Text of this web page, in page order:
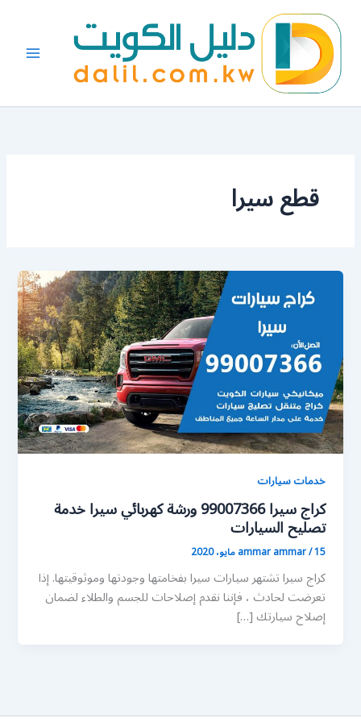
المحتوى
قطع سيرا
خدمات سيارات
كراج سيرا 99007366 ورشة كهربائي سيرا خدمة
تصليح السيارات
ammar ammar/15 مايو، 2020
كراج سيرا تشتهر سيارات سيرا بفخامتها وجودتها وموثوقيتها. إذا
تعرضت لحادث ، فإننا نقدم إصلاحات للجسم والطلاء لضمان
إصلاح سيارتك […]